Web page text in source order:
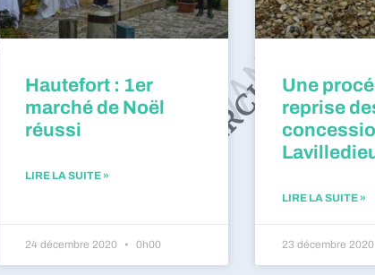
Hautefort : 1er
marché de Noël
réussi
LIRE LA SUITE »
24 décembre 2020 0h00
Une
reprise
LIRE LA SUITE »
23 décembre 2020